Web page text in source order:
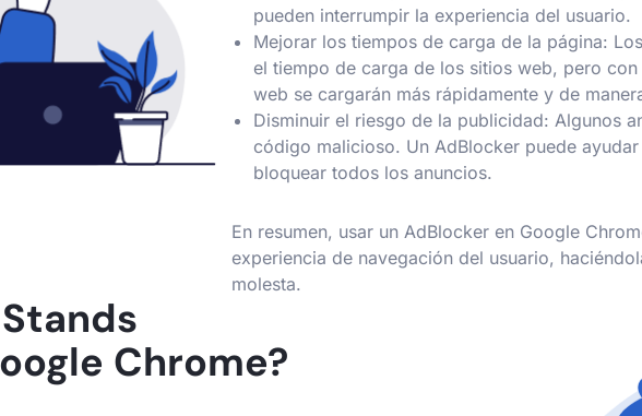
pueden interrumpir la experiencia del usuario.
Mejorar los tiempos de carga de la página:
el tiempo de carga de los sitios web, pero
web se cargarán más rápidamente y de
Disminuir el riesgo de la publicidad: Algunos
código malicioso. Un AdBlocker puede
bloquear todos los anuncios.
En resumen, usar un AdBlocker en Google
experiencia de navegación del usuario,
molesta.
Chrome?